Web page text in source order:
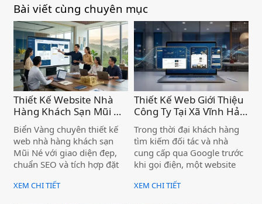
Bài viết cùng chuyên mục
Thiết Kế Website Nhà
Hàng Khách Sạn Mũi Né
– Chuyên Nghiệp, Chức
Năng Đặt Phòng Trực
Tuyến Tiện Ích )
Biển Vàng chuyên thiết kế
web nhà hàng khách sạn
Mũi Né với giao diện đẹp,
chuẩn SEO và tích hợp đặt
sở của bạn tiếp cận khách
XEM CHI TIẾT
Thiết Kế Web Giới Thiệu
Công Ty Tại Xã Vĩnh Hảo
– Nâng Tầm Thương
Hiệu Doanh Nghiệp )
Trong thời đại khách hàng
tìm kiếm đối tác và nhà
cung cấp qua Google trước
khi gọi điện, một website
nghiệp không còn là "có thì
XEM CHI TIẾT